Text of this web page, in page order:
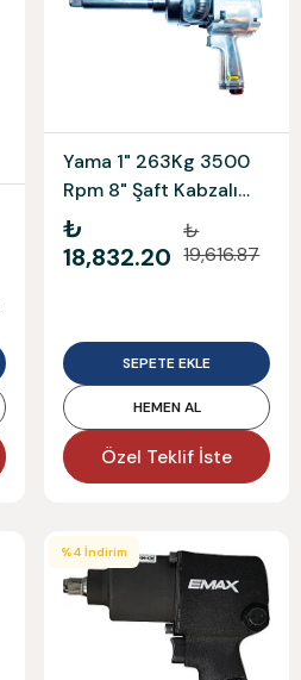
Yama 1" 263Kg 3500
Rpm 8" Şaft Kabzalı
Havalı Sökme Ema At-
6083P-8
₺
18,832.20
₺
19,616.87
SEPETE EKLE
HEMEN AL
Özel Teklif İste
%4 İndirim